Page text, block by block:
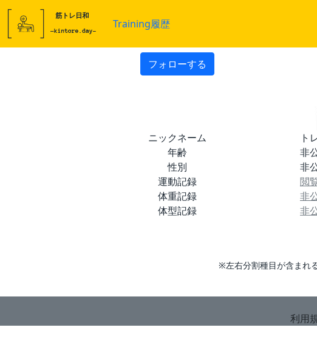
Training履歴
フォローする
ニックネーム
ト
年齢
非
性別
非
運動記録
閲
体重記録
非
体型記録
非
※左右分割種目が含まれ
利用